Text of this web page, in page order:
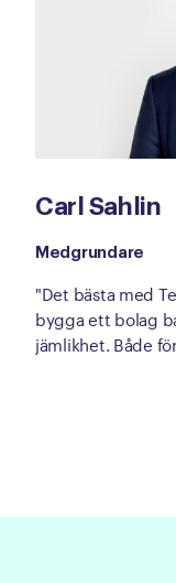
Carl Sahlin
Medgrundare
"Det bästa med
bygga ett bolag
jämlikhet. Både